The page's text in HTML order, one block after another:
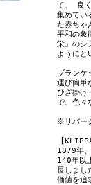
て、 良
集めてい
た赤ちゃ
平和の象
栄」のシ
ようにと
ブランケ
運び簡単
ひざ掛け
で、色々
※リバー
【
1879年
140年以
長しまし
価値を追